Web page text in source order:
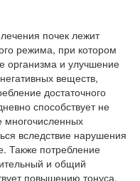
почек лежит
режима, при котором
организма и улучшение
веществ,
достаточного
способствует не
многочисленных
вследствие нарушения
Также потребление
и общий
повышению тонуса,